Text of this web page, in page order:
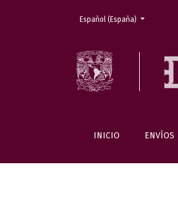
INICIO ENVÍOS
Cambiar el idioma. El actual es:
Español (España)